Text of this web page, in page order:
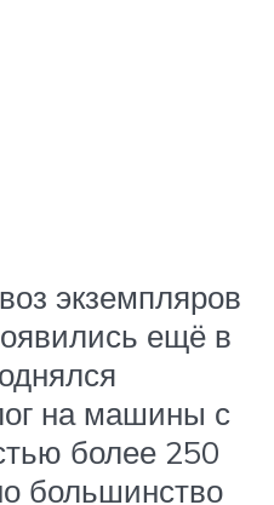
экземпляров
ещё в
на машины с
более 250
большинство